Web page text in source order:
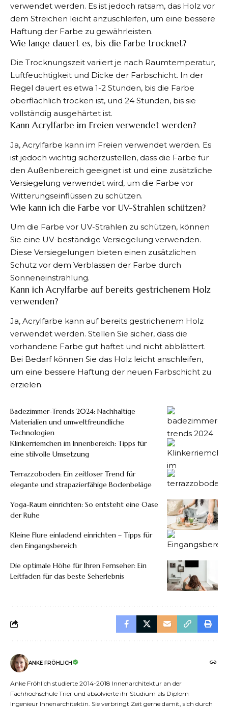
verwendet werden. Es ist jedoch ratsam, das Holz vor
dem Streichen leicht anzuschleifen, um eine bessere
Haftung der Farbe zu gewährleisten.
Wie lange dauert es, bis die Farbe trocknet?
Die Trocknungszeit variiert je nach Raumtemperatur,
Luftfeuchtigkeit und Dicke der Farbschicht. In der
Regel dauert es etwa 1-2 Stunden, bis die Farbe
oberflächlich trocken ist, und 24 Stunden, bis sie
vollständig ausgehärtet ist.
Kann Acrylfarbe im Freien verwendet werden?
Ja, Acrylfarbe kann im Freien verwendet werden. Es
ist jedoch wichtig sicherzustellen, dass die Farbe für
den Außenbereich geeignet ist und eine zusätzliche
Versiegelung verwendet wird, um die Farbe vor
Witterungseinflüssen zu schützen.
Wie kann ich die Farbe vor UV-Strahlen schützen?
Um die Farbe vor UV-Strahlen zu schützen, können
Sie eine UV-beständige Versiegelung verwenden.
Diese Versiegelungen bieten einen zusätzlichen
Schutz vor dem Verblassen der Farbe durch
Sonneneinstrahlung.
Kann ich Acrylfarbe auf bereits gestrichenem Holz
verwenden?
Ja, Acrylfarbe kann auf bereits gestrichenem Holz
verwendet werden. Stellen Sie sicher, dass die
vorhandene Farbe gut haftet und nicht abblättert.
Bei Bedarf können Sie das Holz leicht anschleifen,
um eine bessere Haftung der neuen Farbschicht zu
erzielen.
Badezimmer-Trends 2024: Nachhaltige
Materialien und umweltfreundliche
Technologien
Klinkerriemchen im Innenbereich: Tipps für
eine stilvolle Umsetzung
Terrazzoboden: Ein zeitloser Trend für
elegante und strapazierfähige Bodenbeläge
Yoga-Raum einrichten: So entsteht eine Oase
der Ruhe
Kleine Flure einladend einrichten – Tipps für
den Eingangsbereich
Die optimale Höhe für Ihren Fernseher: Ein
Leitfaden für das beste Seherlebnis
ANKE FRÖHLICH
Anke Fröhlich studierte 2014-2018 Innenarchitektur an der
Fachhochschule Trier und absolvierte ihr Studium als Diplom
Ingenieur Innenarchitektin. Sie verbringt Zeit gerne damit, sich durch